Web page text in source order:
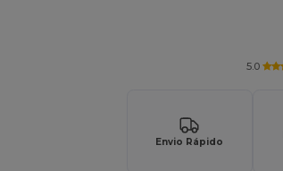
5.0
Envio Rápido